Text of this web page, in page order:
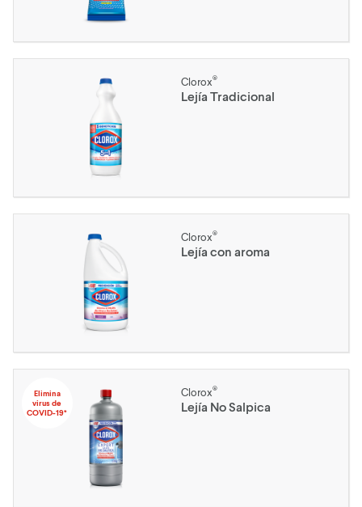
Clorox®
Lejía Tradicional
Clorox®
Lejía con aroma
Elimina
virus de
COVID-19*
Clorox®
Lejía No Salpica